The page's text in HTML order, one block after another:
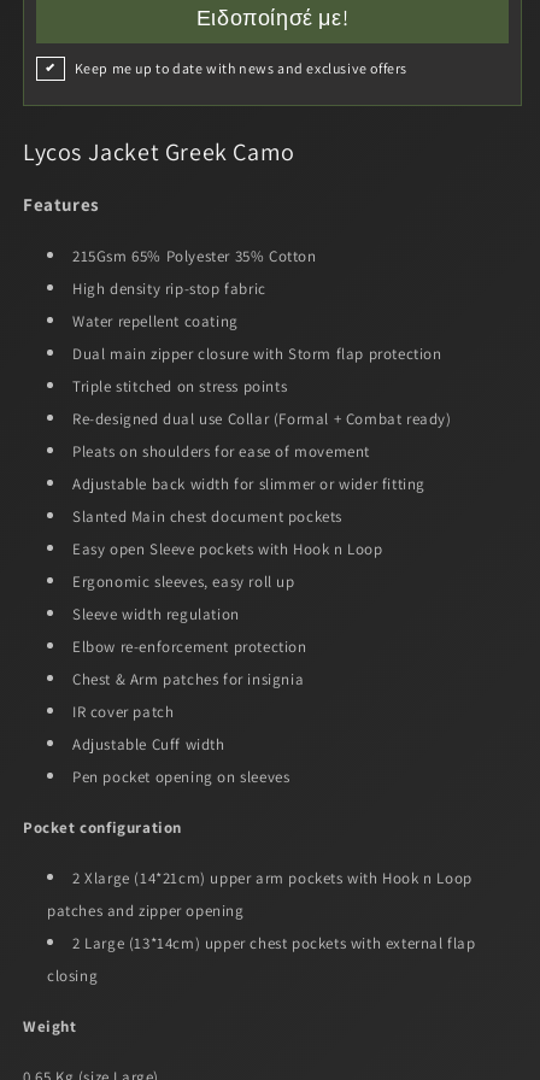
Ειδοποίησέ με!
Keep me up to date with news and exclusive offers
Lycos Jacket Greek Camo
Features
215Gsm 65% Polyester 35% Cotton
High density rip-stop fabric
Water repellent coating
Dual main zipper closure with Storm flap protection
Triple stitched on stress points
Re-designed dual use Collar (Formal + Combat ready)
Pleats on shoulders for ease of movement
Adjustable back width for slimmer or wider fitting
Slanted Main chest document pockets
Easy open Sleeve pockets with Hook n Loop
Ergonomic sleeves, easy roll up
Sleeve width regulation
Elbow re-enforcement protection
Chest & Arm patches for insignia
IR cover patch
Adjustable Cuff width
Pen pocket opening on sleeves
Pocket configuration
2 Xlarge (14*21cm) upper arm pockets with Hook n Loop
patches and zipper opening
2 Large (13*14cm) upper chest pockets with external flap
closing
Weight